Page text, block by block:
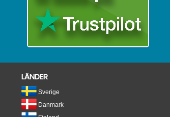
LÄNDER
Sverige
Danmark